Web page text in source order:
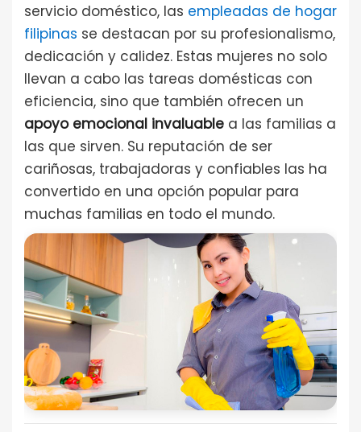
servicio doméstico, las empleadas de hogar
filipinas se destacan por su profesionalismo,
dedicación y calidez. Estas mujeres no solo
llevan a cabo las tareas domésticas con
eficiencia, sino que también ofrecen un
apoyo emocional invaluable a las familias a
las que sirven. Su reputación de ser
cariñosas, trabajadoras y confiables las ha
convertido en una opción popular para
muchas familias en todo el mundo.